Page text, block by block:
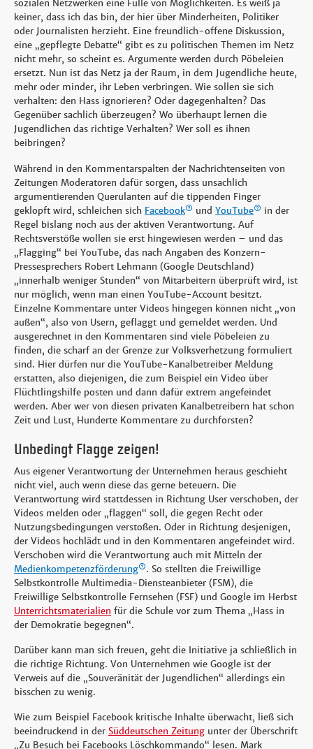
sozialen Netzwerken eine Fülle von Möglichkeiten. Es weiß ja
keiner, dass ich das bin, der hier über Minderheiten, Politiker
oder Journalisten herzieht. Eine freundlich-offene Diskussion,
eine „gepflegte Debatte“ gibt es zu politischen Themen im Netz
nicht mehr, so scheint es. Argumente werden durch Pöbeleien
ersetzt. Nun ist das Netz ja der Raum, in dem Jugendliche heute,
mehr oder minder, ihr Leben verbringen. Wie sollen sie sich
verhalten: den Hass ignorieren? Oder dagegenhalten? Das
Gegenüber sachlich überzeugen? Wo überhaupt lernen die
Jugendlichen das richtige Verhalten? Wer soll es ihnen
beibringen?
Während in den Kommentarspalten der Nachrichtenseiten von
Zeitungen Moderatoren dafür sorgen, dass unsachlich
argumentierenden Querulanten auf die tippenden Finger
geklopft wird, schleichen sich Facebook und YouTube
in der
Regel bislang noch aus der aktiven Verantwortung. Auf
Rechtsverstöße wollen sie erst hingewiesen werden – und das
„Flagging“ bei YouTube, das nach Angaben des Konzern-
Pressesprechers Robert Lehmann (Google Deutschland)
„innerhalb weniger Stunden“ von Mitarbeitern überprüft wird, ist
nur möglich, wenn man einen YouTube-Account besitzt.
Einzelne Kommentare unter Videos hingegen können nicht „von
außen“, also von Usern, geflaggt und gemeldet werden. Und
ausgerechnet in den Kommentaren sind viele Pöbeleien zu
finden, die scharf an der Grenze zur Volksverhetzung formuliert
sind. Hier dürfen nur die YouTube-Kanalbetreiber Meldung
erstatten, also diejenigen, die zum Beispiel ein Video über
Flüchtlingshilfe posten und dann dafür extrem angefeindet
werden. Aber wer von diesen privaten Kanalbetreibern hat schon
Zeit und Lust, Hunderte Kommentare zu durchforsten?
Unbedingt Flagge zeigen!
Aus eigener Verantwortung der Unternehmen heraus geschieht
nicht viel, auch wenn diese das gerne beteuern. Die
Verantwortung wird stattdessen in Richtung User verschoben, der
Videos melden oder „flaggen“ soll, die gegen Recht oder
Nutzungsbedingungen verstoßen. Oder in Richtung desjenigen,
der Videos hochlädt und in den Kommentaren angefeindet wird.
Verschoben wird die Verantwortung auch mit Mitteln der
Medienkompetenzförderung
. So stellten die Freiwillige
Selbstkontrolle Multimedia-Diensteanbieter (FSM), die
Freiwillige Selbstkontrolle Fernsehen (FSF) und Google im Herbst
Unterrichtsmaterialien für die Schule vor zum Thema „Hass in
der Demokratie begegnen“.
Darüber kann man sich freuen, geht die Initiative ja schließlich in
die richtige Richtung. Von Unternehmen wie Google ist der
Verweis auf die „Souveränität der Jugendlichen“ allerdings ein
bisschen zu wenig.
Wie zum Beispiel Facebook kritische Inhalte überwacht, ließ sich
beeindruckend in der Süddeutschen Zeitung unter der Überschrift
„Zu Besuch bei Facebooks Löschkommando“ lesen. Mark